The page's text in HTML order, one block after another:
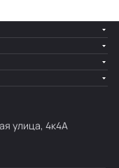
улица, 4к4А